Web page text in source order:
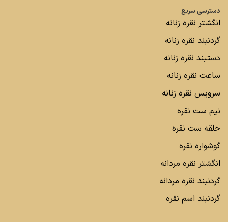
دسترسی سریع
انگشتر نقره زنانه
گردنبند نقره زنانه
دستبند نقره زنانه
ساعت نقره زنانه
سرویس نقره زنانه
نیم ست نقره
حلقه ست نقره
گوشواره نقره
انگشتر نقره مردانه
گردنبند نقره مردانه
گردنبند اسم نقره